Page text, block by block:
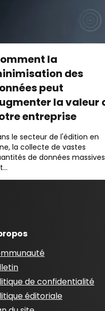
la
des
peut
la valeur
entreprise
le secteur de l'édition en
la collecte de vastes
de données massives
de confidentialité
éditoriale